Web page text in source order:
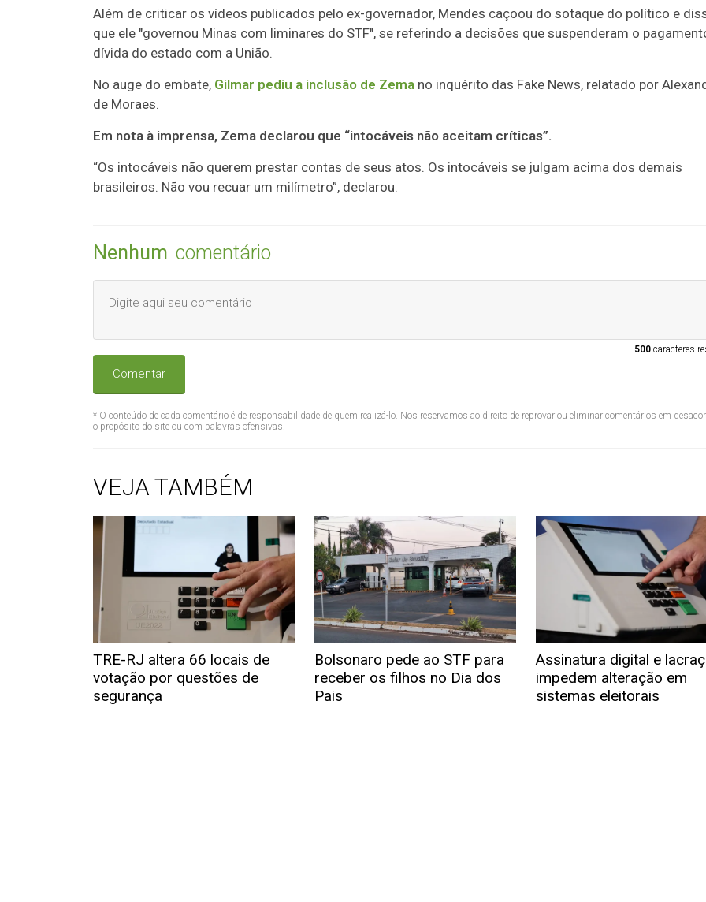
Além de criticar os vídeos publicados pelo ex-governador, Mendes caçoou do sotaque do político e
que ele "governou Minas com liminares do STF", se referindo a decisões que suspenderam o
dívida do estado com a União.
No auge do embate, Gilmar pediu a inclusão de Zemano inquérito das Fake News, relatado por
de Moraes.
Em nota à imprensa, Zema declarou que “intocáveis não aceitam críticas”.
“Os intocáveis não querem prestar contas de seus atos. Os intocáveis se julgam acima dos demais
brasileiros. Não vou recuar um milímetro”, declarou.
Nenhum comentário
500caracteres
Comentar
* O conteúdo de cada comentário é de responsabilidade de quem realizá-lo. Nos reservamos ao direito de reprovar ou eliminar comentários em
o propósito do site ou com palavras ofensivas.
VEJA TAMBÉM
TRE-RJ altera 66 locais de
votação por questões de
segurança
Bolsonaro pede ao STF para
receber os filhos no Dia dos
Pais
Assinatura digital e
impedem alteração em
sistemas eleitorais